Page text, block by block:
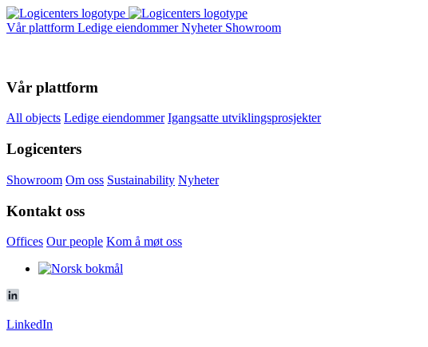
Vår plattform Ledige eiendommerNyheter Showroom
Vår plattform
All objects Ledige eiendommer Igangsatte utviklingsprosjekter
Logicenters
Showroom Om oss Sustainability Nyheter
Kontakt oss
Offices Our people Kom å møt oss
LinkedIn